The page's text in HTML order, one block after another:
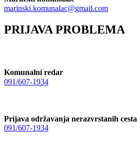
marinski.komunalac@gmail.com
PRIJAVA PROBLEMA
Komunalni redar
091/607-1934
Prijava održavanja nerazvrstanih cesta
091/607-1934